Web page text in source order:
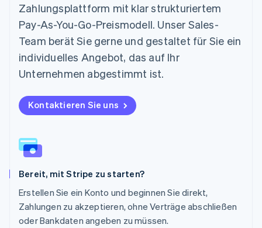
Zahlungsplattform mit klar strukturiertem
Pay-As-You-Go-Preismodell. Unser Sales-
Team berät Sie gerne und gestaltet für Sie ein
individuelles Angebot, das auf Ihr
Unternehmen abgestimmt ist.
Kontaktieren Sie uns
Bereit, mit Stripe zu starten?
Erstellen Sie ein Konto und beginnen Sie direkt,
Zahlungen zu akzeptieren, ohne Verträge abschließen
oder Bankdaten angeben zu müssen.
NederlandsEnglish
Norwegen
English
Österreich
Deutsch English
Polen
Portugal
PortuguêsEnglish
Rumänien
Schweden
Svenska
Deutsch FrançaisItalianoEnglish
Singapur
Slowakei
English